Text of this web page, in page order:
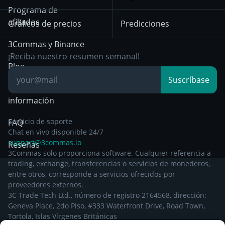
Bybit
Position Trading
Breakout Trading
Aviso de privacidad a
partir del 29 de
diciembre de 2024
Otra documentación
legal
Programa de
afiliados
3Commas y Binance
Blog
Centro de
información
FAQ
Reseñas
Gráficos de precios Predicciones
¡Reciba nuestro resumen semanal!
Suscríbase
Servicio de soporte
Chat en vivo disponible 24/7
support@3commas.io
3Commas solo proporciona software. Cualquier referencia a
trading, exchange, transferencias o servicios de monederos,
entre otros, corresponde a servicios ofrecidos por
proveedores externos.
3C Trade Tech Ltd., número de registro 2164568, dirección:
Geneva Place, 2do Piso, #333 Waterfront Drive, Road Town,
Tortola, Islas Vírgenes Británicas